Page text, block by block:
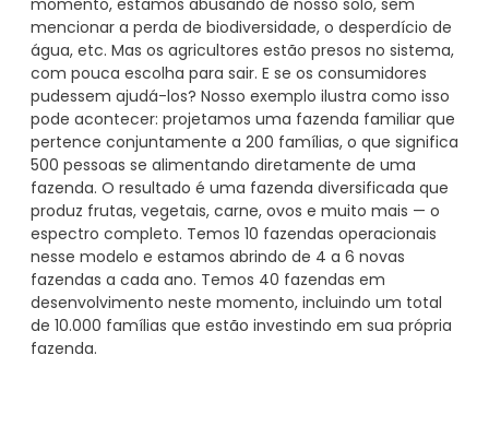
momento, estamos abusando de nosso solo, sem
mencionar a perda de biodiversidade, o desperdício de
água, etc. Mas os agricultores estão presos no sistema,
com pouca escolha para sair. E se os consumidores
pudessem ajudá-los? Nosso exemplo ilustra como isso
pode acontecer: projetamos uma fazenda familiar que
pertence conjuntamente a 200 famílias, o que significa
500 pessoas se alimentando diretamente de uma
fazenda. O resultado é uma fazenda diversificada que
produz frutas, vegetais, carne, ovos e muito mais — o
espectro completo. Temos 10 fazendas operacionais
nesse modelo e estamos abrindo de 4 a 6 novas
fazendas a cada ano. Temos 40 fazendas em
desenvolvimento neste momento, incluindo um total
de 10.000 famílias que estão investindo em sua própria
fazenda.